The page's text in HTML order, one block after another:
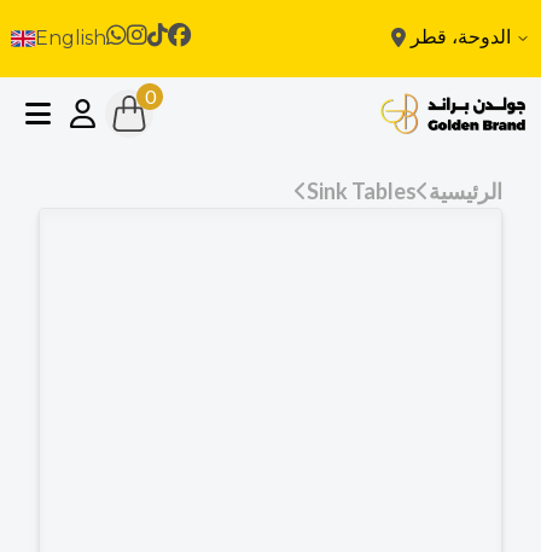
الدوحة، قطر English
0
الرئيسية Sink Tables